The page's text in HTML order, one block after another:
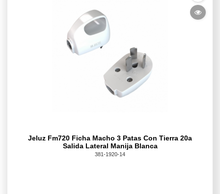
Jeluz Fm720 Ficha Macho 3 Patas Con Tierra 20a
Salida Lateral Manija Blanca
381-1920-14